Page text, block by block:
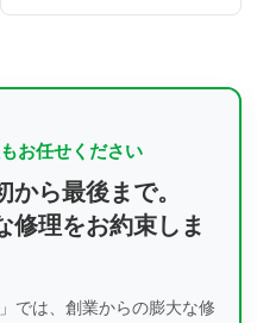
お任せください
ら最後まで。
修理をお約束しま
では、創業からの膨大な修